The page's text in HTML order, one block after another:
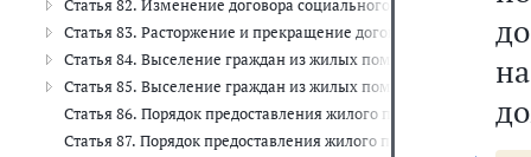
Статья 82. Изменение договора социального найма жилого
Статья 83. Расторжение и прекращение договора
Статья 84. Выселение граждан из жилых помещений,
Статья 85. Выселение граждан из жилых помещений с
Статья 86. Порядок предоставления жилого помещения по
Статья 87. Порядок предоставления жилого помещения по